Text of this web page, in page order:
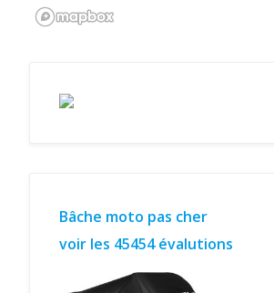
Bâche moto pas cher
voir les 45454 évalutions